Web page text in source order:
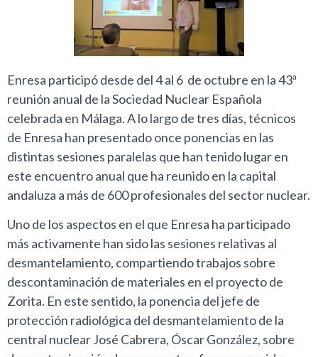
Enresa participó desde del 4 al 6 de octubre en la 43ª
reunión anual de la Sociedad Nuclear Española
celebrada en Málaga. A lo largo de tres días, técnicos
de Enresa han presentado once ponencias en las
distintas sesiones paralelas que han tenido lugar en
este encuentro anual que ha reunido en la capital
andaluza a más de 600 profesionales del sector nuclear.
Uno de los aspectos en el que Enresa ha participado
más activamente han sido las sesiones relativas al
desmantelamiento, compartiendo trabajos sobre
descontaminación de materiales en el proyecto de
Zorita. En este sentido, la ponencia del jefe de
protección radiológica del desmantelamiento de la
central nuclear José Cabrera, Óscar González, sobre